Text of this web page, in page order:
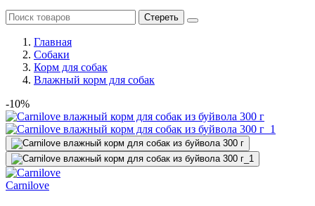
Стереть
Главная
Cобаки
Корм для собак
Влажный корм для собак
-10%
Сarnilove